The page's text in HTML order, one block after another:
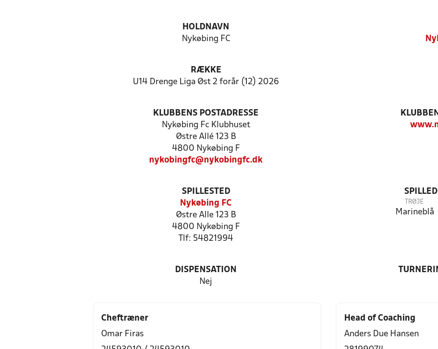
HOLDNAVN
Nykøbing FC
RÆKKE
U14 Drenge Liga Øst 2 forår (12) 2026
KLUBBENS POSTADRESSE
Nykøbing Fc Klubhuset
Østre Allé 123 B
4800 Nykøbing F
nykobingfc@nykobingfc.dk
SPILLESTED
Nykøbing FC
Østre Alle 123 B
4800 Nykøbing F
Tlf: 54821994
TRØJE
Marineblå
DISPENSATION
Nej
Cheftræner
Omar Firas
Head of Coaching
Anders Due Hansen